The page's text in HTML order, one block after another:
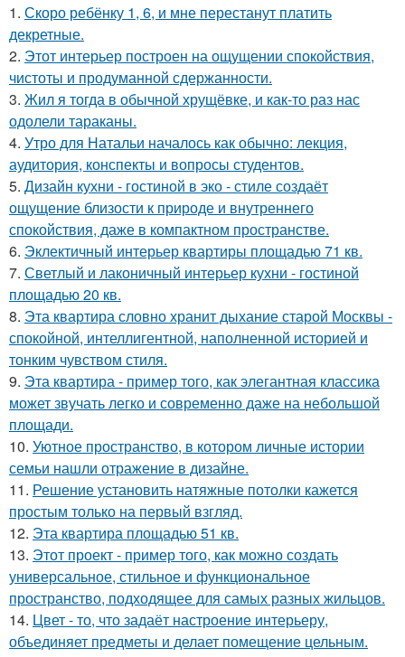
1. Скоро ребёнку 1, 6, и мне перестанут платить
декретные.
2. Этот интерьер построен на ощущении спокойствия,
чистоты и продуманной сдержанности.
3. Жил я тогда в обычной хрущёвке, и как-то раз нас
одолели тараканы.
4. Утро для Натальи началось как обычно: лекция,
аудитория, конспекты и вопросы студентов.
5. Дизайн кухни - гостиной в эко - стиле создаёт
ощущение близости к природе и внутреннего
спокойствия, даже в компактном пространстве.
6. Эклектичный интерьер квартиры площадью 71 кв.
7. Светлый и лаконичный интерьер кухни - гостиной
площадью 20 кв.
8. Эта квартира словно хранит дыхание старой Москвы -
спокойной, интеллигентной, наполненной историей и
тонким чувством стиля.
9. Эта квартира - пример того, как элегантная классика
может звучать легко и современно даже на небольшой
площади.
10. Уютное пространство, в котором личные истории
семьи нашли отражение в дизайне.
11. Решение установить натяжные потолки кажется
простым только на первый взгляд.
12. Эта квартира площадью 51 кв.
13. Этот проект - пример того, как можно создать
универсальное, стильное и функциональное
пространство, подходящее для самых разных жильцов.
14. Цвет - то, что задаёт настроение интерьеру,
объединяет предметы и делает помещение цельным.